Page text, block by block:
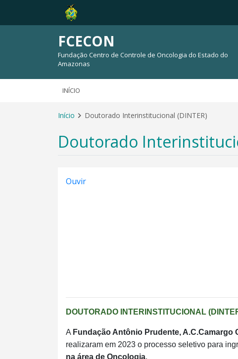
FCECON
Fundação Centro de Controle de Oncologia do Estado do
Amazonas
INÍCIO
Início Doutorado Interinstitucional (DINTER)
Doutorado
Ouvir
DOUTORADO INTERINSTITUCIONAL
A Fundação Antônio Prudente, A.C.Camargo
realizaram em 2023 o processo seletivo para
na área de Oncologia.